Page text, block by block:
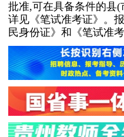
批准,可在具备条件的县
详见《笔试准考证》。
民身份证》和《笔试准